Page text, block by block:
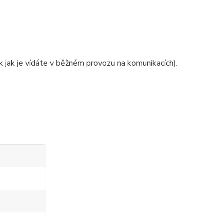
je vídáte v běžném provozu na komunikacích).